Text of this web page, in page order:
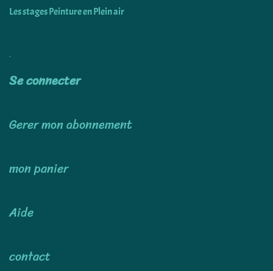
Les stages Peinture en Plein air
Se connecter
Gerer mon abonnement
mon panier
Aide
contact